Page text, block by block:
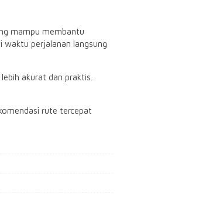
mampu membantu
perjalanan langsung
akurat dan praktis.
rute tercepat